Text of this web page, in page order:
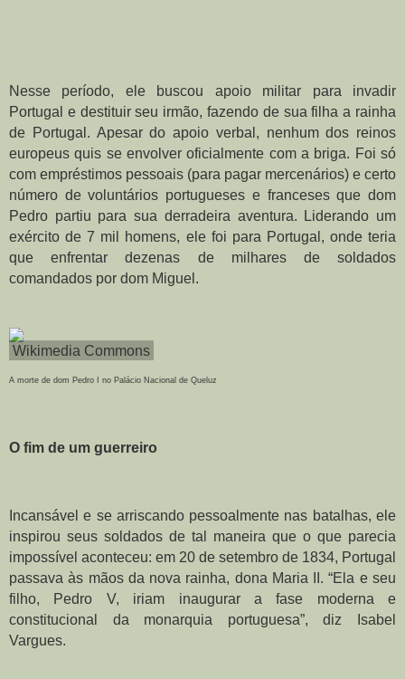
Nesse período, ele buscou apoio militar para invadir
Portugal e destituir seu irmão, fazendo de sua filha a rainha
de Portugal. Apesar do apoio verbal, nenhum dos reinos
europeus quis se envolver oficialmente com a briga. Foi só
com empréstimos pessoais (para pagar mercenários) e certo
número de voluntários portugueses e franceses que dom
Pedro partiu para sua derradeira aventura. Liderando um
exército de 7 mil homens, ele foi para Portugal, onde teria
que enfrentar dezenas de milhares de soldados
comandados por dom Miguel.
Wikimedia Commons
A morte de dom Pedro I no Palácio Nacional de Queluz
O fim de um guerreiro
Incansável e se arriscando pessoalmente nas batalhas, ele
inspirou seus soldados de tal maneira que o que parecia
impossível aconteceu: em 20 de setembro de 1834, Portugal
passava às mãos da nova rainha, dona Maria II. “Ela e seu
filho, Pedro V, iriam inaugurar a fase moderna e
constitucional da monarquia portuguesa”, diz Isabel
Vargues.